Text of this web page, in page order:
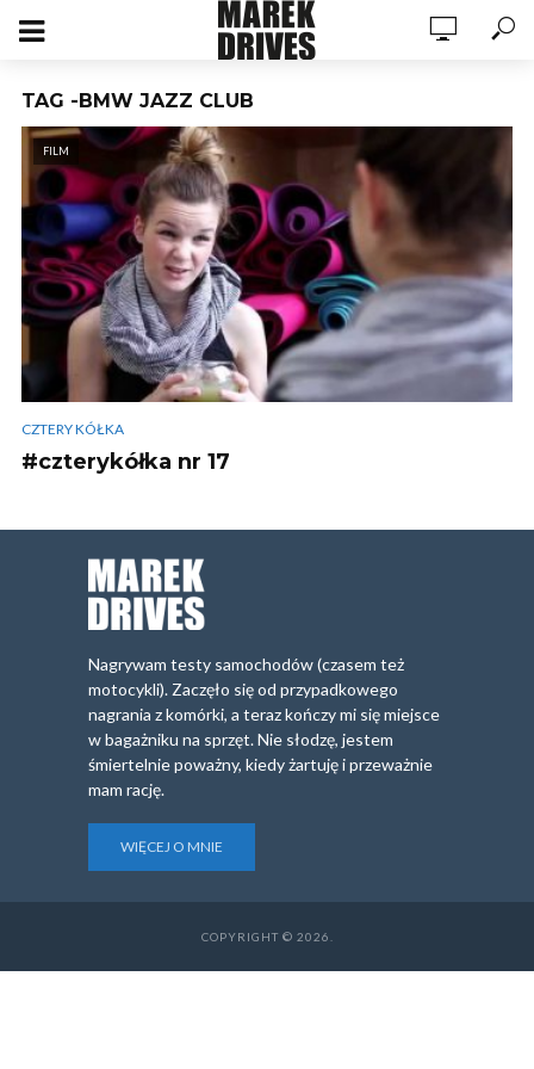
TAG -BMW JAZZ CLUB
FILM
CZTERY KÓŁKA
#czterykółka nr 17
Nagrywam testy samochodów (czasem też
motocykli). Zaczęło się od przypadkowego
nagrania z komórki, a teraz kończy mi się miejsce
w bagażniku na sprzęt. Nie słodzę, jestem
śmiertelnie poważny, kiedy żartuję i przeważnie
mam rację.
WIĘCEJ O MNIE
COPYRIGHT © 2026.